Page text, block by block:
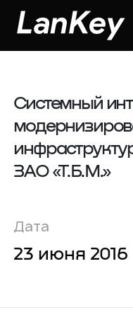
Меню
Главная
Облачные
Системный
ЗАО «Т.Б.М.»
Дата
23 июня 2016